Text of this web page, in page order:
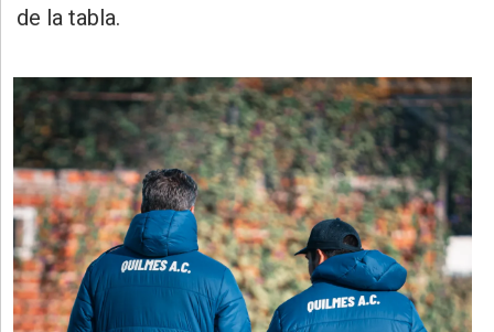
»
»
Sociedad
de la tabla.